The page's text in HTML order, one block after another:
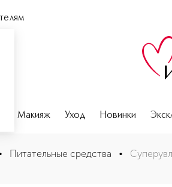
Макияж Уход Новинки
кислотой и витаминами
Питательные средства •